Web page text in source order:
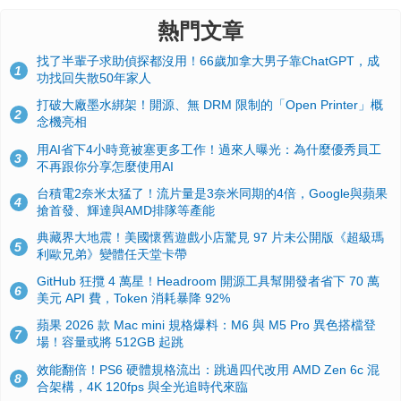
熱門文章
1
找了半輩子求助偵探都沒用！66歲加拿大男子靠ChatGPT，成
功找回失散50年家人
2
打破大廠墨水綁架！開源、無 DRM 限制的「Open Printer」概
念機亮相
3
用AI省下4小時竟被塞更多工作！過來人曝光：為什麼優秀員工
不再跟你分享怎麼使用AI
4
台積電2奈米太猛了！流片量是3奈米同期的4倍，Google與蘋果
搶首發、輝達與AMD排隊等產能
5
典藏界大地震！美國懷舊遊戲小店驚見 97 片未公開版《超級瑪
利歐兄弟》變體任天堂卡帶
6
GitHub 狂攬 4 萬星！Headroom 開源工具幫開發者省下 70 萬
美元 API 費，Token 消耗暴降 92%
7
蘋果 2026 款 Mac mini 規格爆料：M6 與 M5 Pro 異色搭檔登
場！容量或將 512GB 起跳
8
效能翻倍！PS6 硬體規格流出：跳過四代改用 AMD Zen 6c 混
合架構，4K 120fps 與全光追時代來臨